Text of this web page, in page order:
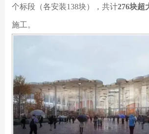
个标段（各安装138块），共计276块超
施工。